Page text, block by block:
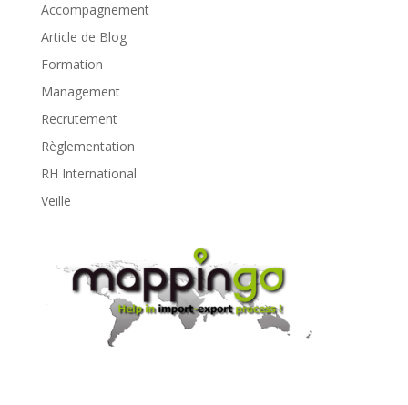
Accompagnement
Article de Blog
Formation
Management
Recrutement
Règlementation
RH International
Veille